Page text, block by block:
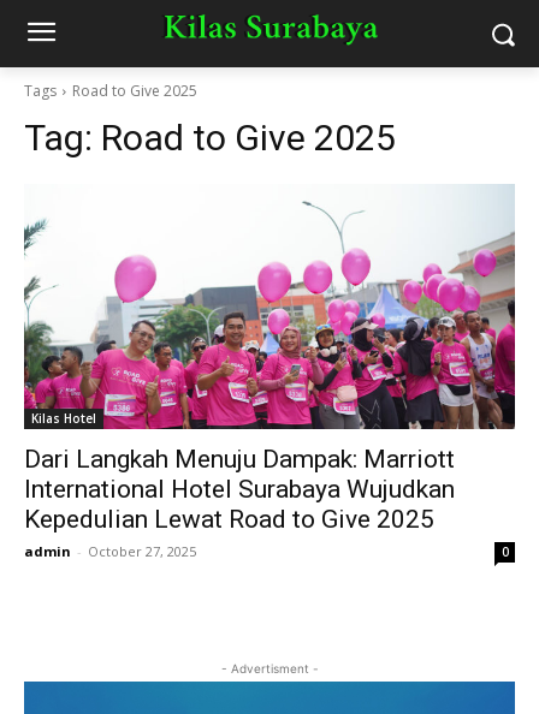
Tags Road to Give 2025
Tag: Road to Give 2025
Kilas Hotel
Dari Langkah Menuju Dampak: Marriott
International Hotel Surabaya Wujudkan
Kepedulian Lewat Road to Give 2025
admin - October 27, 2025 0
- Advertisment -